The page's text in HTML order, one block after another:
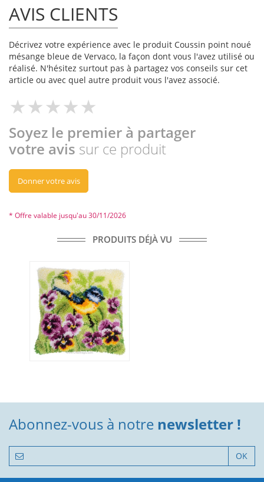
AVIS CLIENTS
Décrivez votre expérience avec le produit Coussin point noué
mésange bleue de Vervaco, la façon dont vous l'avez utilisé ou
réalisé. N'hésitez surtout pas à partagez vos conseils sur cet
article ou avec quel autre produit vous l'avez associé.
Soyez le premier à partager
votre avis sur ce produit
Donner votre avis
* Offre valable jusqu'au 30/11/2026
PRODUITS DÉJÀ VU
Abonnez-vous à notre newsletter !
OK